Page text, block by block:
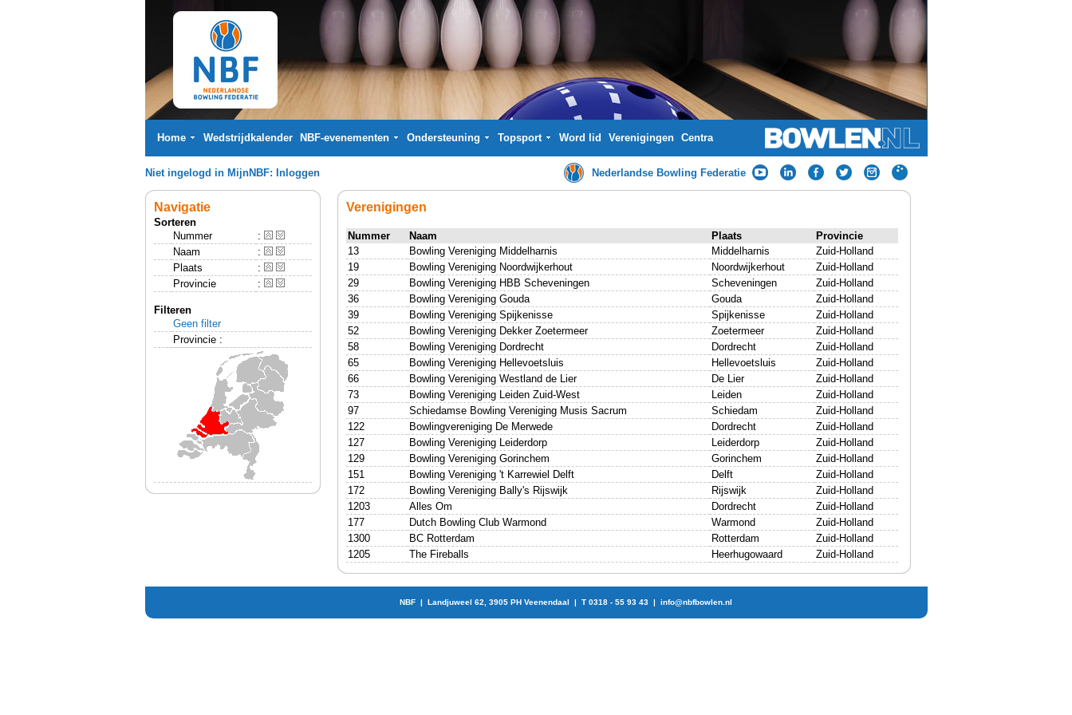
Home Wedstrijdkalender NBF-evenementen Ondersteuning Topsport Word lid Verenigingen Centra
Niet ingelogd in MijnNBF: Inloggen Nederlandse Bowling Federatie
Navigatie
Sorteren
Nummer
:
Naam
:
Plaats
:
Provincie
:
Filteren
Geen filter
Provincie :
Verenigingen
Nummer Naam Plaats
Provincie
13
Bowling Vereniging Middelharnis Middelharnis
Zuid-Holland
19
Bowling Vereniging Noordwijkerhout Noordwijkerhout
Zuid-Holland
29
Bowling Vereniging HBB Scheveningen Scheveningen
Zuid-Holland
36
Bowling Vereniging Gouda Gouda
Zuid-Holland
39
Bowling Vereniging Spijkenisse Spijkenisse
Zuid-Holland
52
Bowling Vereniging Dekker Zoetermeer Zoetermeer
Zuid-Holland
58
Bowling Vereniging Dordrecht Dordrecht
Zuid-Holland
65
Bowling Vereniging Hellevoetsluis Hellevoetsluis
Zuid-Holland
66
Bowling Vereniging Westland de Lier De Lier
Zuid-Holland
73
Bowling Vereniging Leiden Zuid-West Leiden
Zuid-Holland
97
Schiedamse Bowling Vereniging Musis Sacrum Schiedam
Zuid-Holland
122
Bowlingvereniging De Merwede Dordrecht
Zuid-Holland
127
Bowling Vereniging Leiderdorp Leiderdorp
Zuid-Holland
129
Bowling Vereniging Gorinchem Gorinchem
Zuid-Holland
151
Bowling Vereniging 't Karrewiel Delft Delft
Zuid-Holland
172
Bowling Vereniging Bally's Rijswijk Rijswijk
Zuid-Holland
1203
Alles Om Dordrecht
Zuid-Holland
177
Dutch Bowling Club Warmond Warmond
Zuid-Holland
1300
BC Rotterdam Rotterdam
Zuid-Holland
1205
The Fireballs Heerhugowaard Zuid-Holland
NBF | Landjuweel 62, 3905 PH Veenendaal | T 0318 - 55 93 43 | info@nbfbowlen.nl